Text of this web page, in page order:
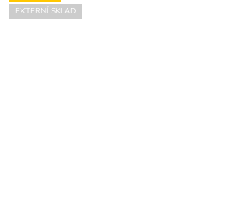
EXTERNÍ SKLAD